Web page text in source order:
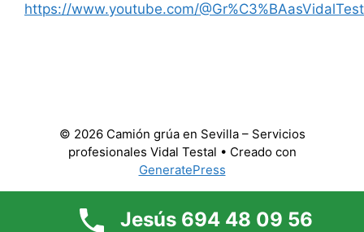
https://www.youtube.com/
© 2026 Camión grúa en Sevilla – Servicios
profesionales Vidal Testal • Creado con
GeneratePress
Jesús 694 48 09 56